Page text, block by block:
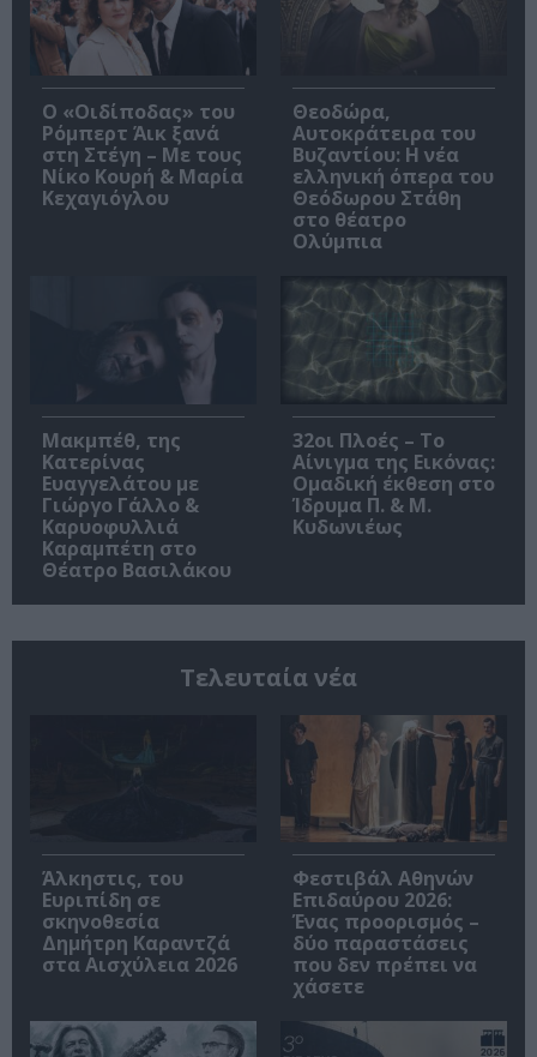
O «Οιδίποδας» του
Ρόμπερτ Άικ ξανά
στη Στέγη – Με τους
Νίκο Κουρή & Μαρία
Κεχαγιόγλου
Θεοδώρα,
Αυτοκράτειρα του
Βυζαντίου: Η νέα
ελληνική όπερα του
Θεόδωρου Στάθη
στο θέατρο
Ολύμπια
Μακμπέθ, της
Κατερίνας
Ευαγγελάτου με
Γιώργο Γάλλο &
Καρυοφυλλιά
Καραμπέτη στο
Θέατρο Βασιλάκου
32οι Πλοές – Το
Αίνιγμα της Εικόνας:
Ομαδική έκθεση στο
Ίδρυμα Π. & Μ.
Κυδωνιέως
Τελευταία νέα
Άλκηστις, του
Ευριπίδη σε
σκηνοθεσία
Δημήτρη Καραντζά
στα Αισχύλεια 2026
Φεστιβάλ Αθηνών
Επιδαύρου 2026:
Ένας προορισμός –
δύο παραστάσεις
που δεν πρέπει να
χάσετε